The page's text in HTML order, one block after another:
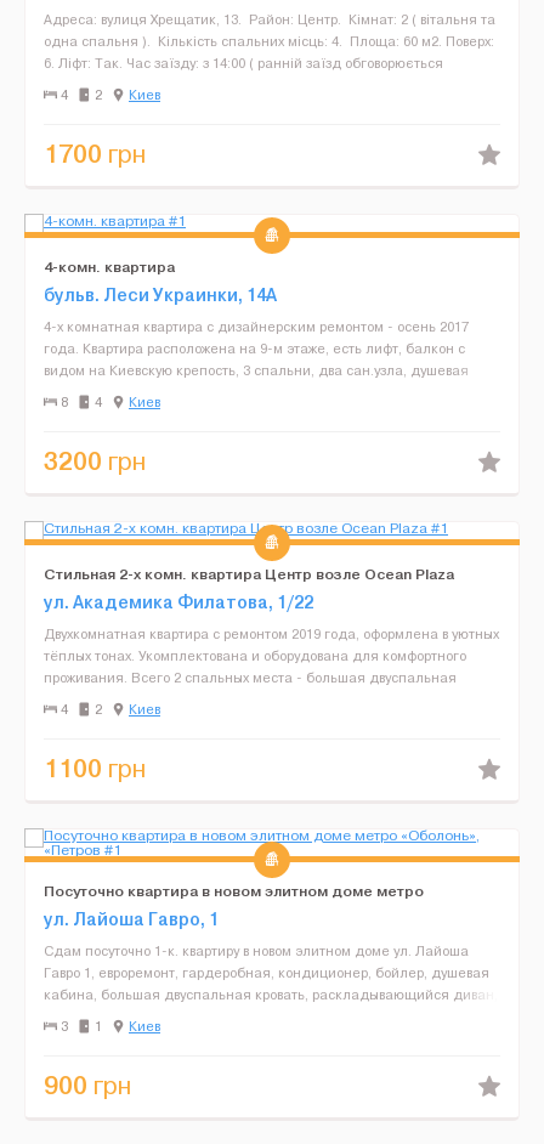
Адреса: вулиця Хрещатик, 13. Район: Центр. Кімнат: 2 ( вітальня та
одна спальня ). Кількість спальних місць: 4. Площа: 60 м2. Поверх:
6. Ліфт: Так. Час заїзду: з 14:00 ( ранній заїзд обговорюється
додатково...
4 2 Киев
1700 грн
4-комн. квартира
бульв. Леси Украинки, 14А
4-х комнатная квартира с дизайнерским ремонтом - осень 2017
года. Квартира расположена на 9-м этаже, есть лифт, балкон с
видом на Киевскую крепость, 3 спальни, два сан.узла, душевая
кабина, кондиционера, в каждой спальне вентилято...
8 4 Киев
3200 грн
Стильная 2-х комн. квартира Центр возле Ocean Plaza
ул. Академика Филатова, 1/22
Двухкомнатная квартира с ремонтом 2019 года, оформлена в уютных
тёплых тонах. Укомплектована и оборудована для комфортного
проживания. Всего 2 спальных места - большая двуспальная
кровать с ортопедическими матрацем, дополнительно ...
4 2 Киев
1100 грн
Посуточно квартира в новом элитном доме метро
«Оболонь», «Петров
ул. Лайоша Гавро, 1
Сдам посуточно 1-к. квартиру в новом элитном доме ул. Лайоша
Гавро 1, евроремонт, гардеробная, кондиционер, бойлер, душевая
кабина, большая двуспальная кровать, раскладывающийся диван,
спутниковое TV, все необходимые кухонные и по...
3 1 Киев
900 грн